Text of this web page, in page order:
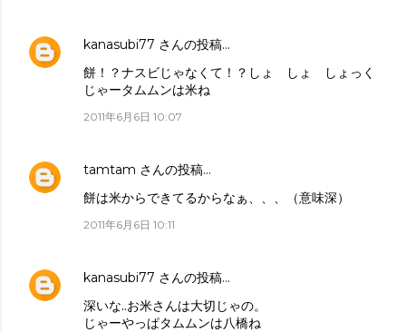
kanasubi77 さんの投稿…
餅！？ナスビじゃなくて！？しょ しょ しょっく
じゃータムムンは米ね
2011年6月6日 10:07
tamtam さんの投稿…
餅は米からできてるからなぁ、、、（意味深）
2011年6月6日 10:11
kanasubi77 さんの投稿…
深いな..お米さんは大切じゃの。
じゃーやっぱタムムンは八橋ね